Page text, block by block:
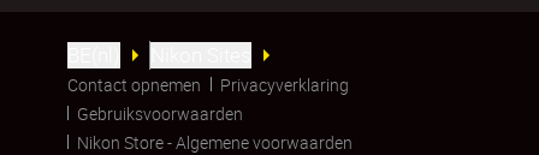
Contact opnemen
Privacyverklaring
Gebruiksvoorwaarden
Nikon Store - Algemene voorwaarden